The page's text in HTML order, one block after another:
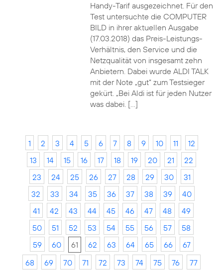
Handy-Tarif ausgezeichnet. Für den
Test untersuchte die COMPUTER
BILD in ihrer aktuellen Ausgabe
(17.03.2018) das Preis-Leistungs-
Verhältnis, den Service und die
Netzqualität von insgesamt zehn
Anbietern. Dabei wurde ALDI TALK
mit der Note „gut“ zum Testsieger
gekürt. „Bei Aldi ist für jeden Nutzer
was dabei. […]
1 2 3 4 5 6 7 8 9 10 11
12
13
14 15 16 17 18 19 20 21
22
23
24 25 26 27 28 29 30
31
32
33 34 35 36 37 38 39
40
41
42 43 44 45 46 47 48
49
50
51 52 53 54 55 56 57
58
59
60 61 62 63 64 65 66
67
68
69 70 71 72 73 74 75 76
77